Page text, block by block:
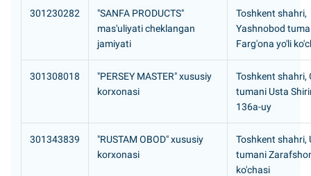
301230282
"SANFA PRODUCTS"
mas'uliyati cheklangan
jamiyati
Toshkent shahri,
Yashnobod
Farg'ona yo'li
301308018
"PERSEY MASTER" xususiy
korxonasi
Toshkent shahri,
tumani Usta
136a-uy
301343839
"RUSTAM OBOD" xususiy
korxonasi
Toshkent shahri,
tumani
ko'chasi